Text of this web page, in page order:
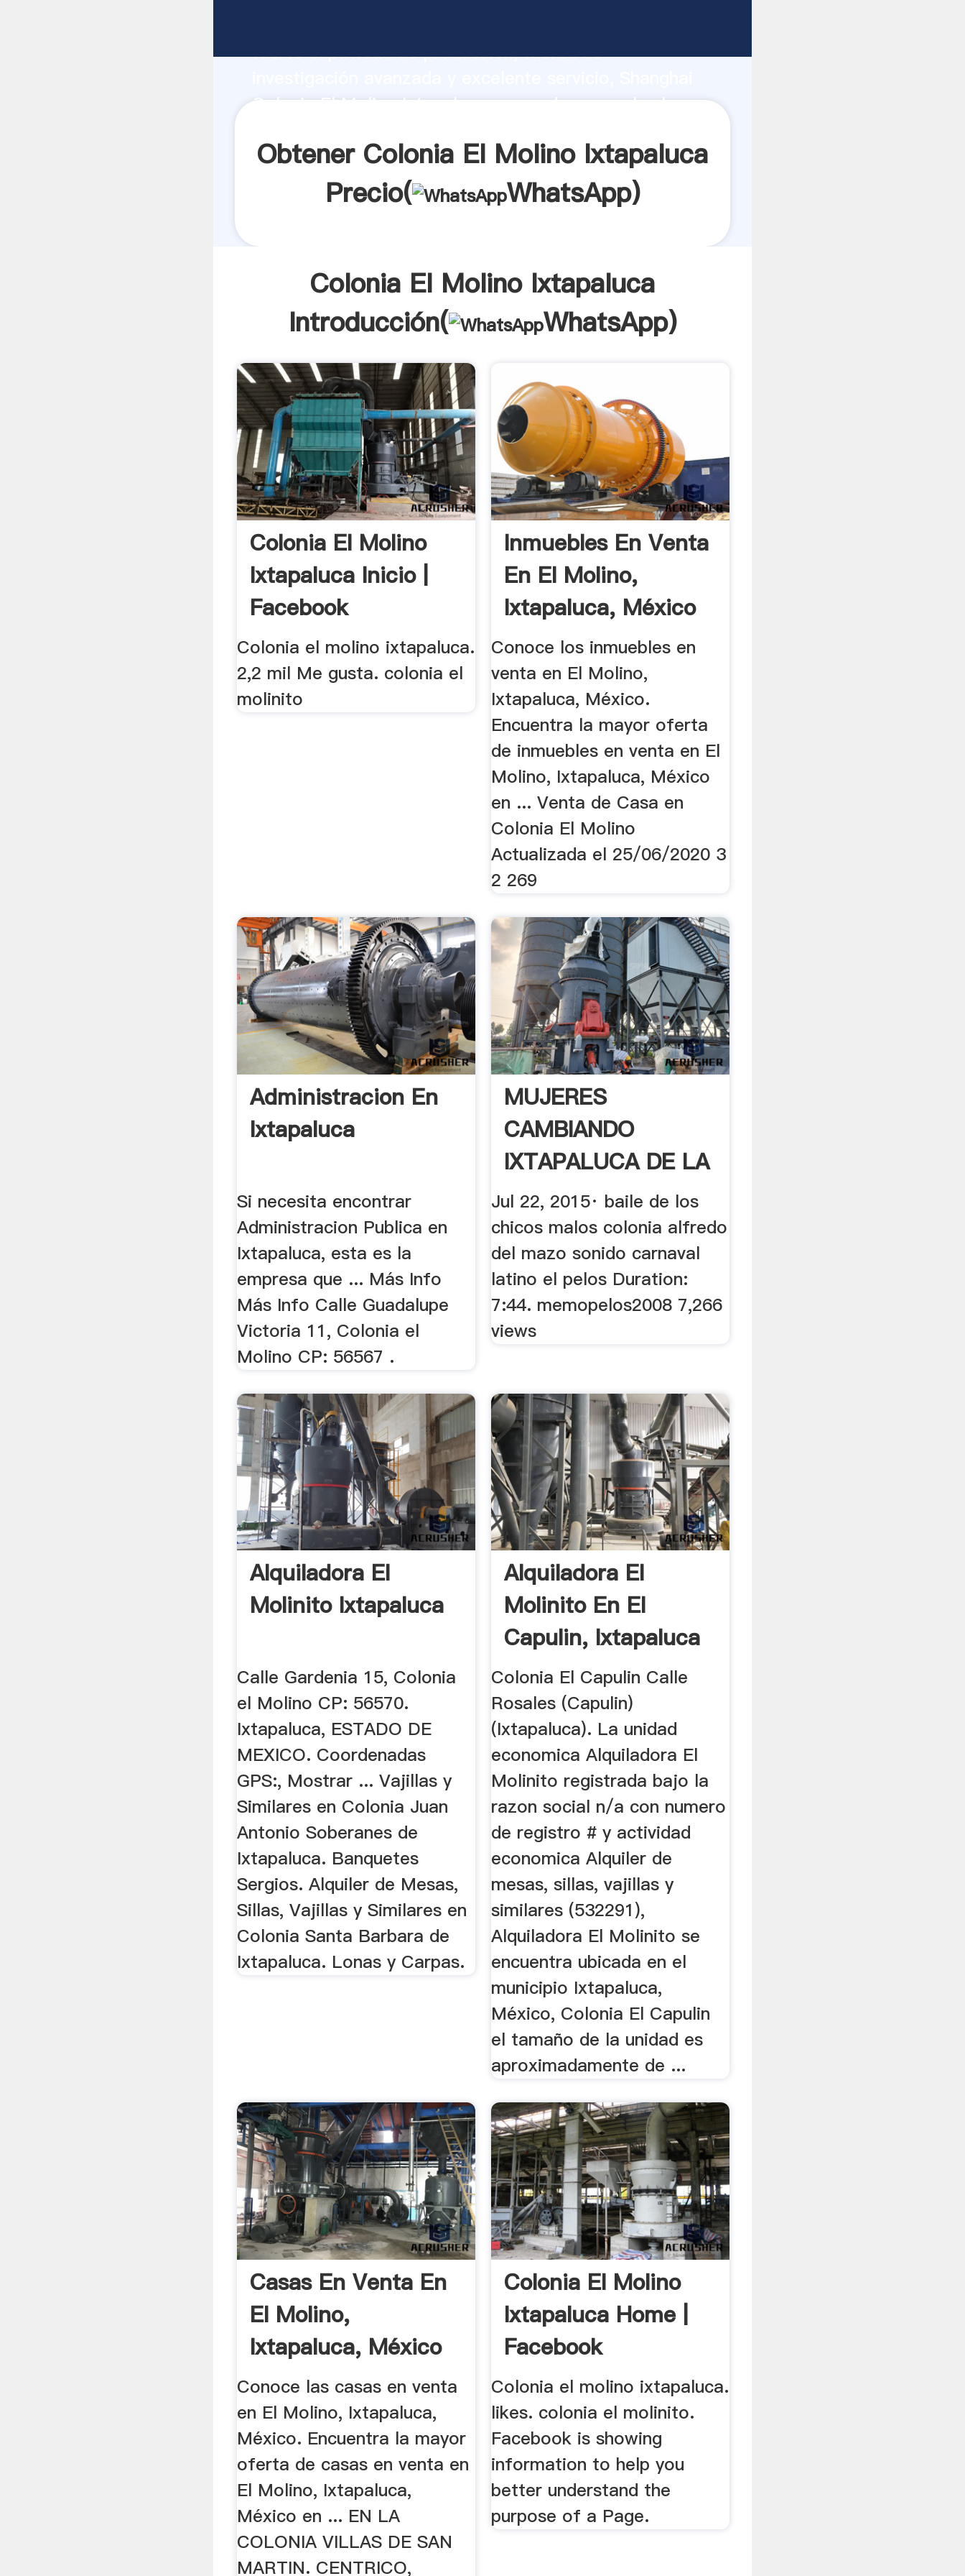
fuerte capacidad de producción, fuerza de
Colonia El Molino Ixtapaluca proveedor crea el valor y
Obtener Colonia El Molino Ixtapaluca
Precio(
WhatsApp)
Colonia El Molino Ixtapaluca
Introducción(
WhatsApp)
Colonia El Molino
Ixtapaluca Inicio |
Facebook
Colonia el molino ixtapaluca.
2,2 mil Me gusta. colonia el
molinito
Inmuebles En Venta
En El Molino,
Ixtapaluca, México
...
Conoce los inmuebles en
venta en El Molino,
Ixtapaluca, México.
Encuentra la mayor oferta
de inmuebles en venta en El
Molino, Ixtapaluca, México
en ... Venta de Casa en
Colonia El Molino
Actualizada el 25/06/2020 3
2 269
Administracion En
Ixtapaluca
Si necesita encontrar
Administracion Publica en
Ixtapaluca, esta es la
empresa que ... Más Info
Más Info Calle Guadalupe
Victoria 11, Colonia el
Molino CP: 56567 .
MUJERES
CAMBIANDO
IXTAPALUCA DE LA
COLONIA EL
MOLINO .
Jul 22, 2015· baile de los
chicos malos colonia alfredo
del mazo sonido carnaval
latino el pelos Duration:
7:44. memopelos2008 7,266
views
Alquiladora El
Molinito Ixtapaluca
Calle Gardenia 15, Colonia
el Molino CP: 56570.
Ixtapaluca, ESTADO DE
MEXICO. Coordenadas
GPS:, Mostrar ... Vajillas y
Similares en Colonia Juan
Antonio Soberanes de
Ixtapaluca. Banquetes
Sergios. Alquiler de Mesas,
Sillas, Vajillas y Similares en
Colonia Santa Barbara de
Ixtapaluca. Lonas y Carpas.
Alquiladora El
Molinito En El
Capulin, Ixtapaluca
...
Colonia El Capulin Calle
Rosales (Capulin)
(Ixtapaluca). La unidad
economica Alquiladora El
Molinito registrada bajo la
razon social n/a con numero
de registro # y actividad
economica Alquiler de
mesas, sillas, vajillas y
similares (532291),
Alquiladora El Molinito se
encuentra ubicada en el
municipio Ixtapaluca,
México, Colonia El Capulin
el tamaño de la unidad es
aproximadamente de ...
Casas En Venta En
El Molino,
Ixtapaluca, México
...
Conoce las casas en venta
en El Molino, Ixtapaluca,
México. Encuentra la mayor
oferta de casas en venta en
El Molino, Ixtapaluca,
México en ... EN LA
COLONIA VILLAS DE SAN
MARTIN. CENTRICO,
Colonia El Molino
Ixtapaluca Home |
Facebook
Colonia el molino ixtapaluca.
likes. colonia el molinito.
Facebook is showing
information to help you
better understand the
purpose of a Page.